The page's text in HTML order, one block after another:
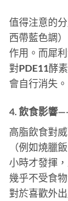
值得注意的
西帶藍色調
作用。而犀
對PDE11酵
會自行消失。
4. 飲食影響
高脂飲食對
（例如燒臘
小時才發揮
幾乎不受食
對於喜歡外